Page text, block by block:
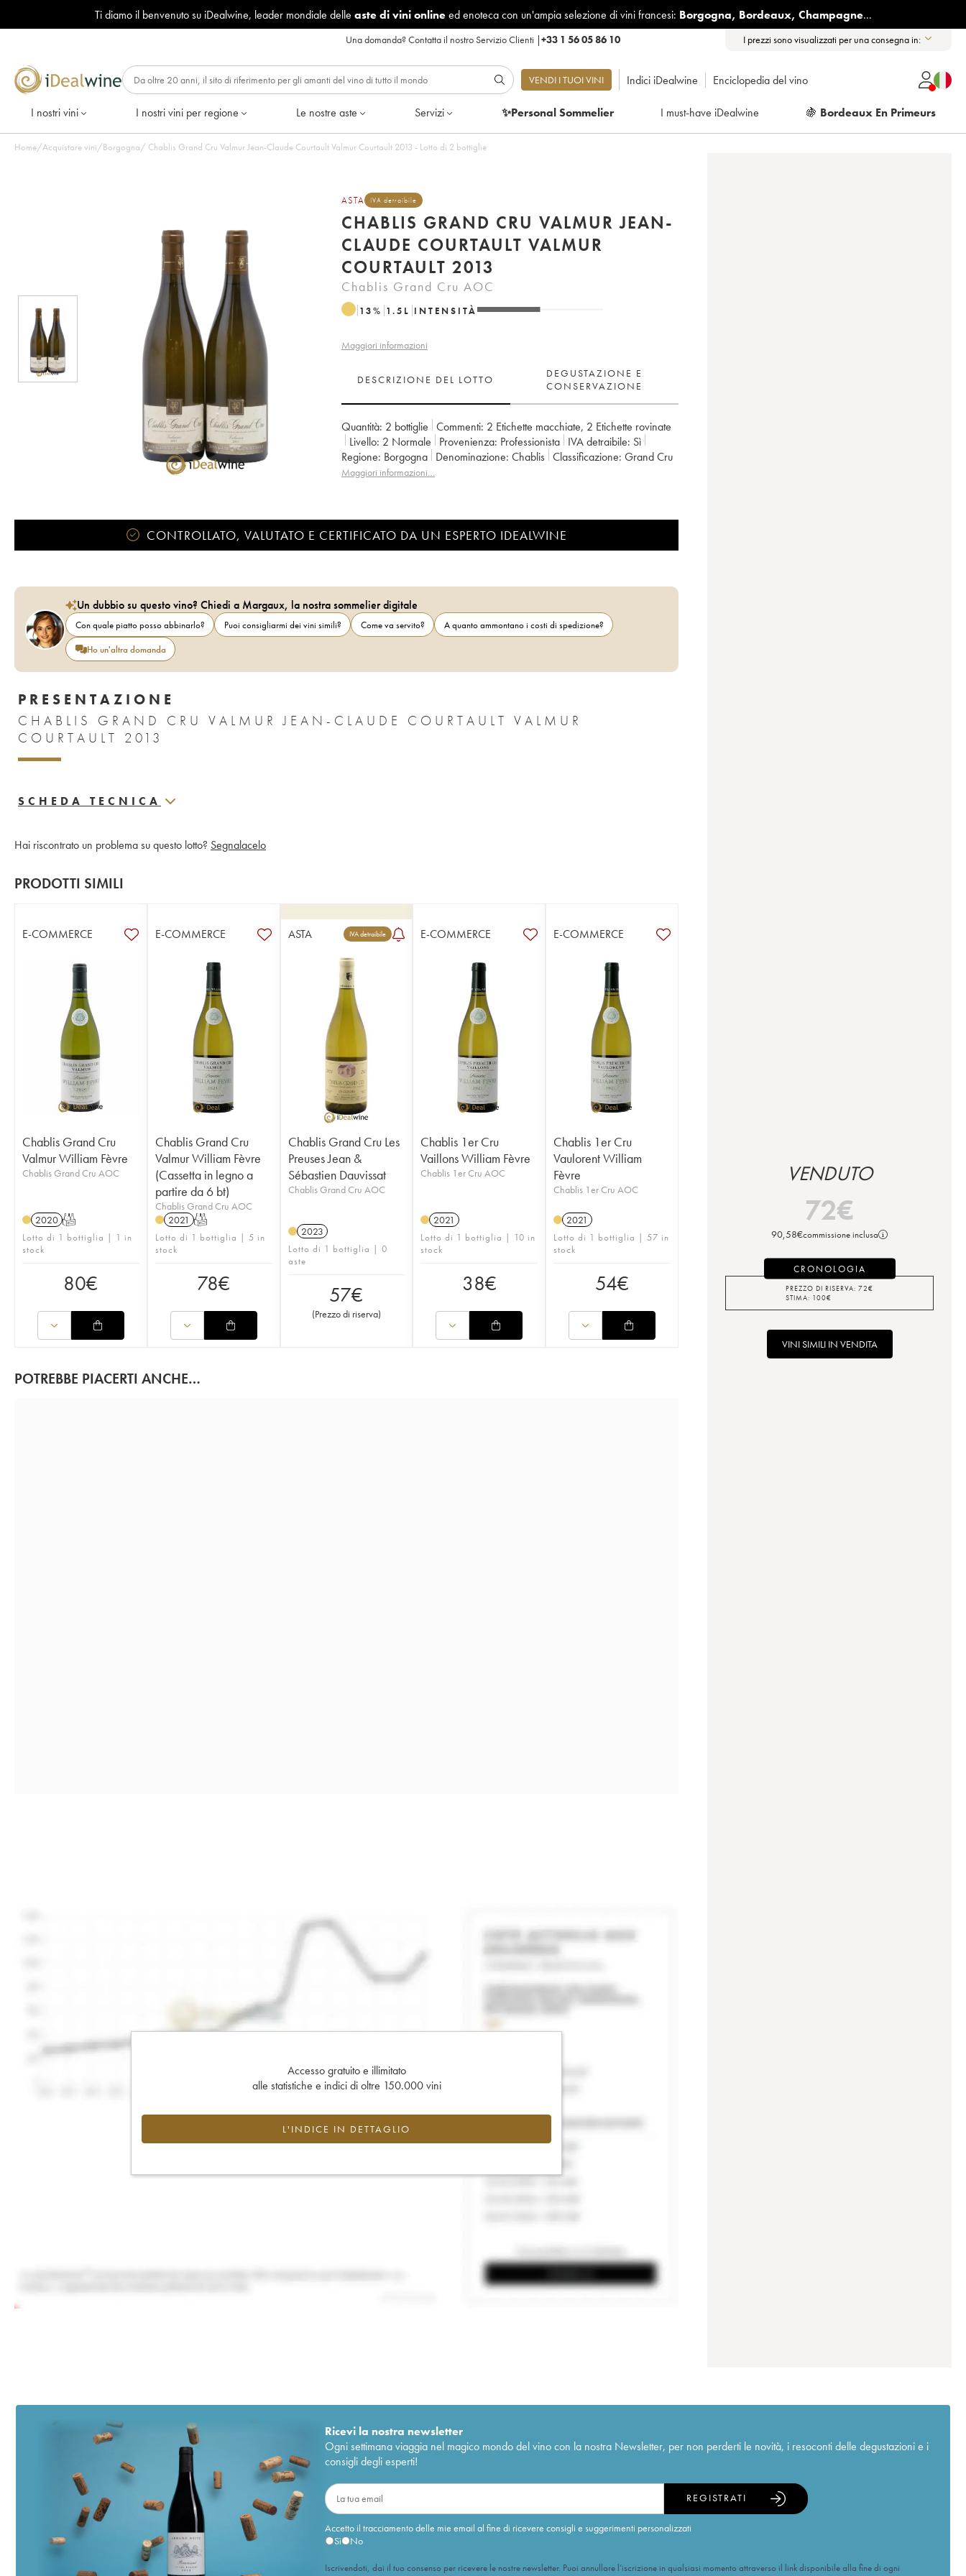
Ti diamo il benvenuto su iDealwine, leader mondiale delle aste di vini onlineed enoteca con un'ampia selezione di vini francesi: Borgogna, Bordeaux, Champagne...
Una domanda?Contatta il nostro Servizio Clienti |+33 1 56 05 86 10 I prezzi sono visualizzati per una consegna in:
VENDI I TUOI VINI Indici iDealwine Enciclopedia del vino
I nostri vini I nostri vini per regione Le nostre aste Servizi ✨Personal Sommelier I must-have iDealwine 🍇 Bordeaux En Primeurs
Home/Acquistare vini/Borgogna/ Chablis Grand Cru Valmur Jean-Claude Courtault Valmur Courtault 2013 - Lotto di 2 bottiglie
ASTA IVA detraibile
CHABLIS GRAND CRU VALMUR JEAN-
CLAUDE COURTAULT VALMUR
COURTAULT 2013
Chablis Grand Cru AOC
13% 1.5 L INTENSITÀ
Maggiori informazioni
DESCRIZIONE DEL LOTTO
DEGUSTAZIONE E
CONSERVAZIONE
Quantità: 2 bottiglie Commenti: 2 Etichette macchiate, 2 Etichette rovinate
Livello: 2 Normale Provenienza: professionista IVA detraibile:
sì
Regione:
Borgogna Denominazione: Chablis Classificazione:
Grand Cru
Proprietario: Jean-Claude Courtault
Maggiori informazioni…
CONTROLLATO, VALUTATO E CERTIFICATO DA UN ESPERTO IDEALWINE
Un dubbio su questo vino? Chiedi a Margaux, la nostra sommelier digitale
Con quale piatto posso abbinarlo? Puoi consigliarmi dei vini simili? Come va servito?
A quanto ammontano i costi di spedizione?
Ho un'altra domanda
PRESENTAZIONE
CHABLIS GRAND CRU VALMUR JEAN-CLAUDE COURTAULT VALMUR
COURTAULT 2013
SCHEDA TECNICA
Hai riscontrato un problema su questo lotto? Segnalacelo
PRODOTTI SIMILI
E-COMMERCE
Chablis Grand Cru
Valmur William Fèvre
Chablis Grand Cru AOC
2020 T
Lotto di 1 bottiglia | 1 in
stock
80€
E-COMMERCE
Chablis Grand Cru
Valmur William Fèvre
(Cassetta in legno a
partire da 6 bt)
Chablis Grand Cru AOC
2021 T
Lotto di 1 bottiglia | 5 in
stock
78€
ASTA IVA detraibile
Chablis Grand Cru Les
Preuses Jean &
Sébastien Dauvissat
Chablis Grand Cru AOC
2023
Lotto di 1 bottiglia | 0
aste
57€
(Prezzo di riserva)
E-COMMERCE
Chablis 1er Cru
Vaillons William Fèvre
Chablis 1er Cru AOC
2021
Lotto di 1 bottiglia | 10 in
stock
38€
E-COMMERCE
Chablis 1er Cru
Vaulorent William
Fèvre
Chablis 1er Cru AOC
2021
Lotto di 1 bottiglia | 57 in
stock
54€
POTREBBE PIACERTI ANCHE…
Accesso gratuito e illimitato
alle statistiche e indici di oltre 150.000 vini
L'INDICE IN DETTAGLIO
VENDUTO
72€
90,58€commissione inclusa
CRONOLOGIA
PREZZO DI RISERVA: 72€
STIMA: 100€
VINI SIMILI IN VENDITA
Ricevi la nostra newsletter
Ogni settimana viaggia nel magico mondo del vino con la nostra Newsletter, per non perderti le novità, i resoconti delle degustazioni e i
consigli degli esperti!
Accetto il tracciamento delle mie email al fine di ricevere consigli e suggerimenti personalizzati
Sì
No
REGISTRATI
Iscrivendoti, dai il tuo consenso per ricevere le nostre newsletter. Puoi annullare l’iscrizione in qualsiasi momento attraverso il link disponibile alla fine di ogni